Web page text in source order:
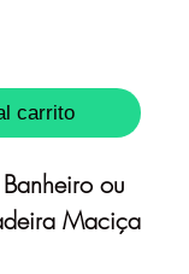
carrito
ou
Maciça